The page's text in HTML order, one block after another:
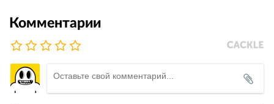
Комментарии